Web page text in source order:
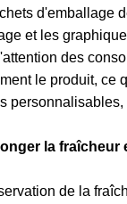
d'emballage
et les
des
le produit, ce
la fraîcheur
de la